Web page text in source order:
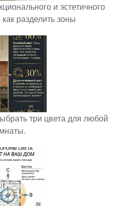
и эстетичного
разделить зоны
три цвета для любой